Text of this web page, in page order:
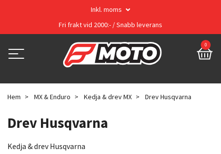
Inkl. moms
Fri frakt vid 2000:- / Snabb leverans
0
Hem MX & Enduro Kedja & drev MX Drev Husqvarna
Drev Husqvarna
Kedja & drev Husqvarna